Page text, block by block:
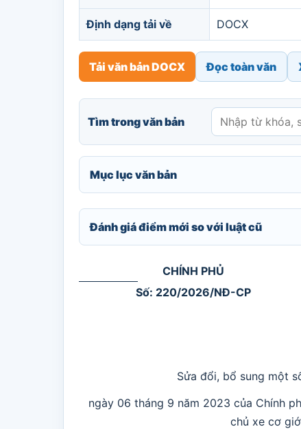
Định dạng tải về DOCX
Tải văn bản DOCX Đọc toàn văn
Tìm trong văn bản
Mục lục văn bản
Đánh giá điểm mới so với luật cũ
CHÍNH PHỦ
Số: 220/2026/NĐ-CP
Sửa đổi, bổ sung một
ngày 06 tháng 9 năm 2023 của Chính
chủ xe cơ